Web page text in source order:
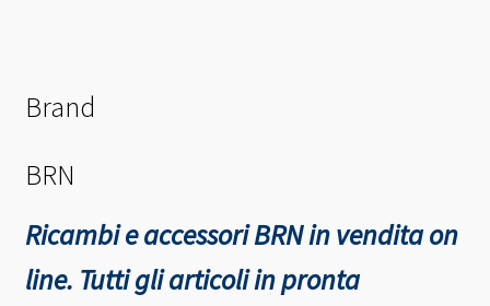
Brand
BRN
Ricambi e accessori BRN in vendita on
line. Tutti gli articoli in pronta